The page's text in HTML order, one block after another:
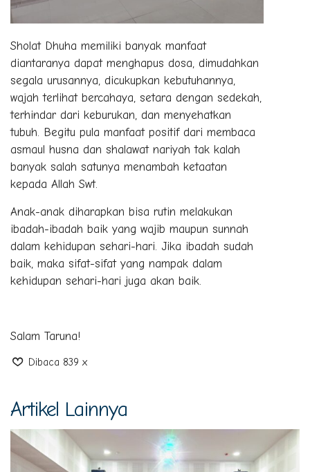
Sholat Dhuha memiliki banyak manfaat
diantaranya dapat menghapus dosa, dimudahkan
segala urusannya, dicukupkan kebutuhannya,
wajah terlihat bercahaya, setara dengan sedekah,
terhindar dari keburukan, dan menyehatkan
tubuh. Begitu pula manfaat positif dari membaca
asmaul husna dan shalawat nariyah tak kalah
banyak salah satunya menambah ketaatan
kepada Allah Swt.
Anak-anak diharapkan bisa rutin melakukan
ibadah-ibadah baik yang wajib maupun sunnah
dalam kehidupan sehari-hari. Jika ibadah sudah
baik, maka sifat-sifat yang nampak dalam
kehidupan sehari-hari juga akan baik.
Salam Taruna!
Dibaca 839 x
Artikel Lainnya